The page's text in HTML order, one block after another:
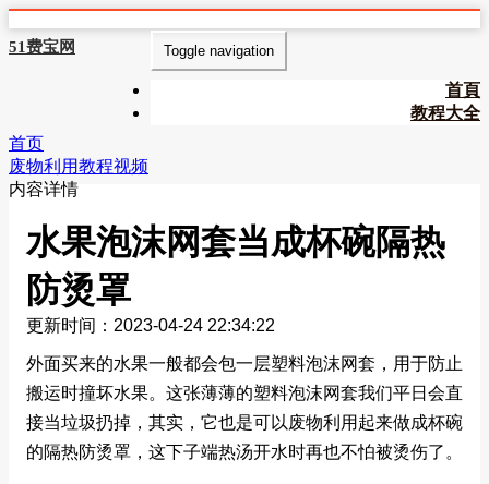
51费宝网 Toggle navigation
首頁
教程大全
首页
废物利用教程视频
内容详情
水果泡沫网套当成杯碗隔热
防烫罩
更新时间：2023-04-24 22:34:22
外面买来的水果一般都会包一层塑料泡沫网套，用于防止
搬运时撞坏水果。这张薄薄的塑料泡沫网套我们平日会直
接当垃圾扔掉，其实，它也是可以废物利用起来做成杯碗
的隔热防烫罩，这下子端热汤开水时再也不怕被烫伤了。